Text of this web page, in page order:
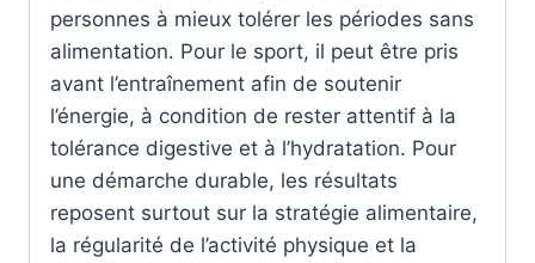
personnes à mieux tolérer les périodes sans
alimentation. Pour le sport, il peut être pris
avant l’entraînement afin de soutenir
l’énergie, à condition de rester attentif à la
tolérance digestive et à l’hydratation. Pour
une démarche durable, les résultats
reposent surtout sur la stratégie alimentaire,
la régularité de l’activité physique et la